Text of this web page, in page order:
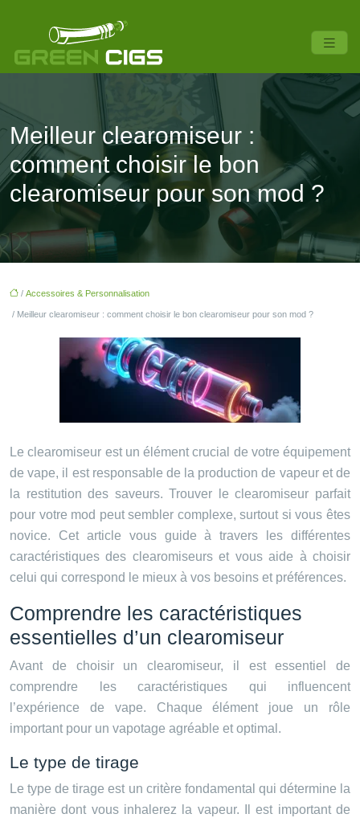
Meilleur clearomiseur :
comment choisir le bon
clearomiseur pour son mod ?
/ Accessoires & Personnalisation
/ Meilleur clearomiseur : comment choisir le bon clearomiseur pour son mod ?
Le clearomiseur est un élément crucial de votre équipement
de vape, il est responsable de la production de vapeur et de
la restitution des saveurs. Trouver le clearomiseur parfait
pour votre mod peut sembler complexe, surtout si vous êtes
novice. Cet article vous guide à travers les différentes
caractéristiques des clearomiseurs et vous aide à choisir
celui qui correspond le mieux à vos besoins et préférences.
Comprendre les caractéristiques
essentielles d’un clearomiseur
Avant de choisir un clearomiseur, il est essentiel de
comprendre les caractéristiques qui influencent
l’expérience de vape. Chaque élément joue un rôle
important pour un vapotage agréable et optimal.
Le type de tirage
Le type de tirage est un critère fondamental qui détermine la
manière dont vous inhalerez la vapeur. Il est important de